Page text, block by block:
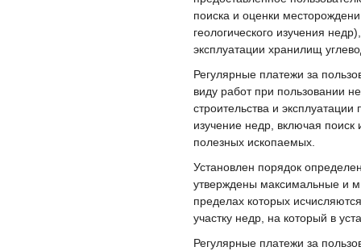
поиска и оценки
геологического изучения
эксплуатации хранилищ
Регулярные платежи за
виду работ при пользовании
строительства и
изучение недр, включая
полезных ископаемых.
Установлен порядок
утверждены максимальные и
пределах которых
участку недр, на который в
Регулярные платежи за